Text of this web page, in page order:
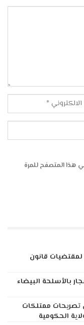
هذا المتصفح للمرة
لمقتضيات قانون
بالأسلحة البيضاء
ممتلكات
الحكومية